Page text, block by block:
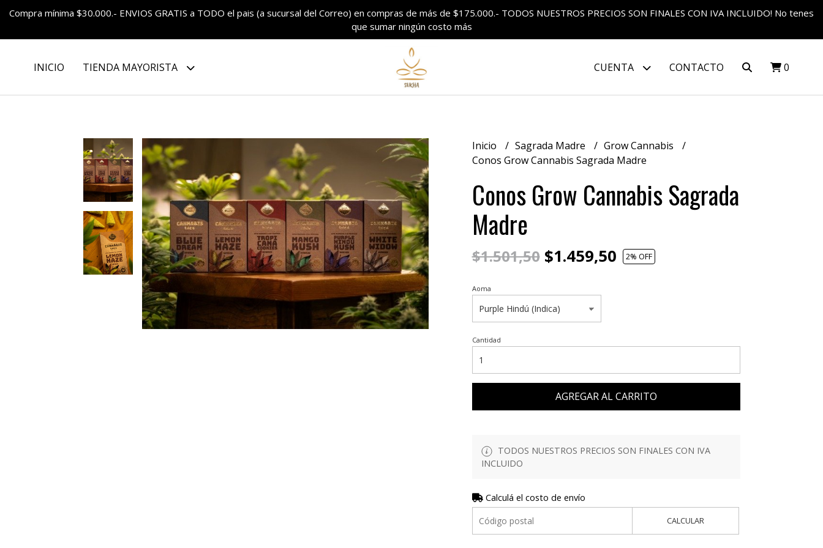
Compra mínima $30.000.- ENVIOS GRATIS a TODO el pais (a sucursal del Correo) en compras de más de $175.000.- TODOS NUESTROS PRECIOS SON FINALES CON IVA INCLUIDO! No tenes
que sumar ningún costo más
INICIO TIENDA MAYORISTA CUENTA CONTACTO 0
Inicio Sagrada Madre
Grow Cannabis
Conos Grow Cannabis Sagrada Madre
Conos Grow Cannabis Sagrada
Madre
$1.501,50$1.459,50 2% OFF
Aoma
Cantidad
AGREGAR AL CARRITO
TODOS NUESTROS PRECIOS SON FINALES CON IVA
INCLUIDO
Calculá el costo de envío
CALCULAR